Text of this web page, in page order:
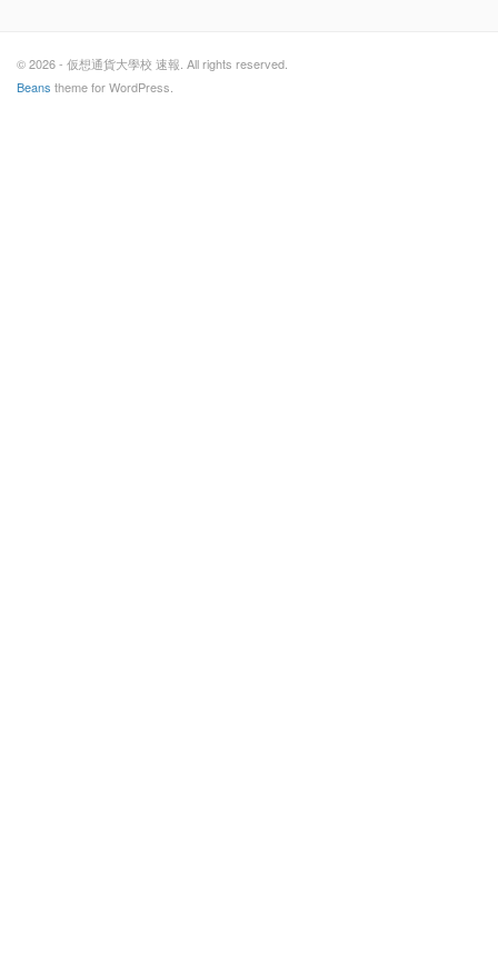
© 2026 - 仮想通貨大學校 速報. All rights reserved.
Beans theme for WordPress.